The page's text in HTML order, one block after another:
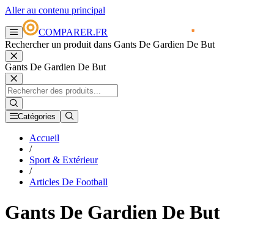
Aller au contenu principal
COMPARER.FR
Rechercher un produit dans Gants De Gardien De But
Gants De Gardien De But
Catégories
Accueil
/
Sport & Extérieur
/
Articles De Football
Gants De Gardien De But